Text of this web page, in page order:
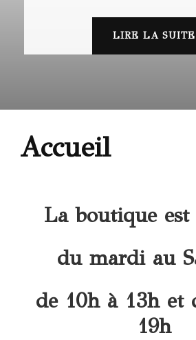
LIRE LA SUITE
Accueil
La boutique est
du mardi au
de 10h à 13h et
19h